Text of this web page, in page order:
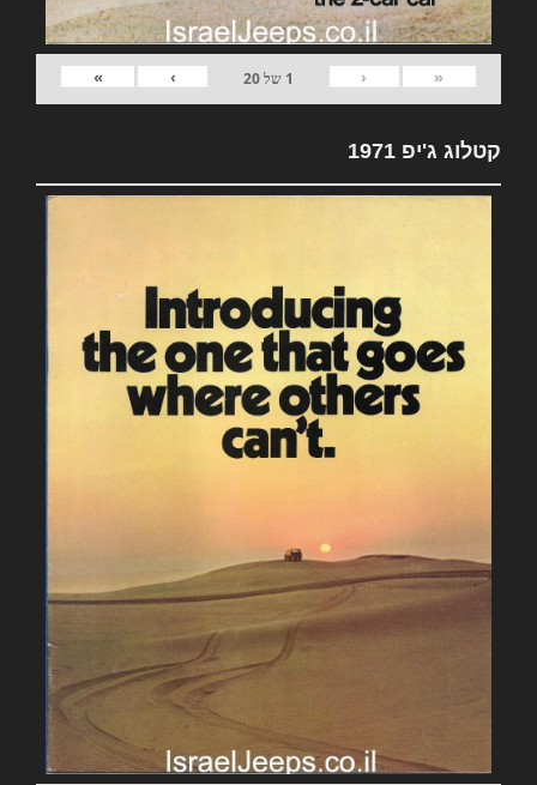
«
‹
1 של20
›
»
קטלוג ג'יפ 1971